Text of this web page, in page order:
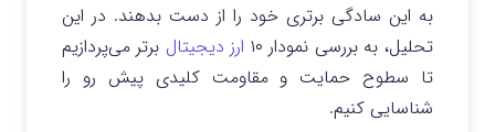
به این سادگی برتری خود را از دست بدهند. در این
تحلیل، به بررسی نمودار ۱۰
ارز دیجیتال برتر می‌پردازیم
تا سطوح حمایت و مقاومت کلیدی پیش رو را
شناسایی کنیم.